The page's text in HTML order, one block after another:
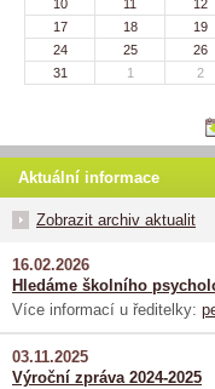
10
11 12
17
18 19
24
25 26
31
1 2
Aktuální informace
Zobrazit archiv aktualit
16.02.2026
Hledáme školního
Více informací u ředitelky:
03.11.2025
Výroční zpráva 2024-2025